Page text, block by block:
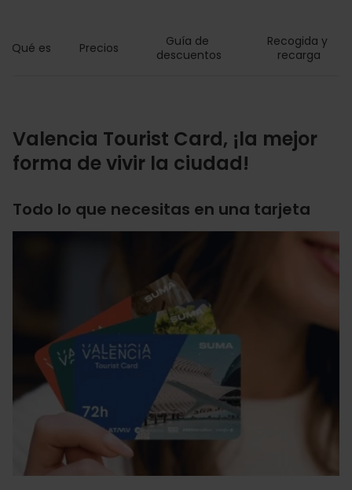
Qué es Precios
Guía de
descuentos
Recogida y
recarga
Valencia Tourist Card, ¡la mejor
forma de vivir la ciudad!
Todo lo que necesitas en una tarjeta